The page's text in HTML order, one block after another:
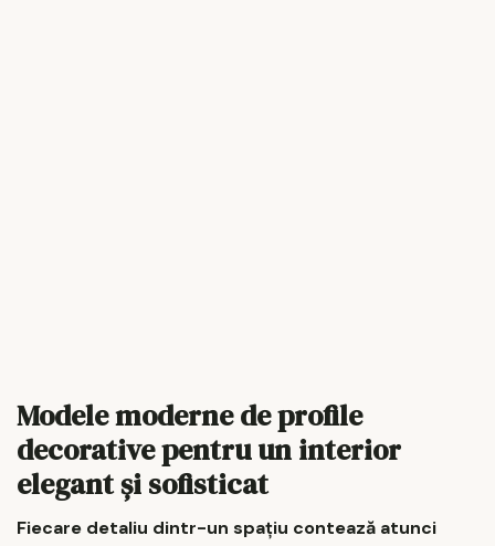
Modele moderne de profile
decorative pentru un interior
elegant și sofisticat
Fiecare detaliu dintr-un spațiu contează atunci